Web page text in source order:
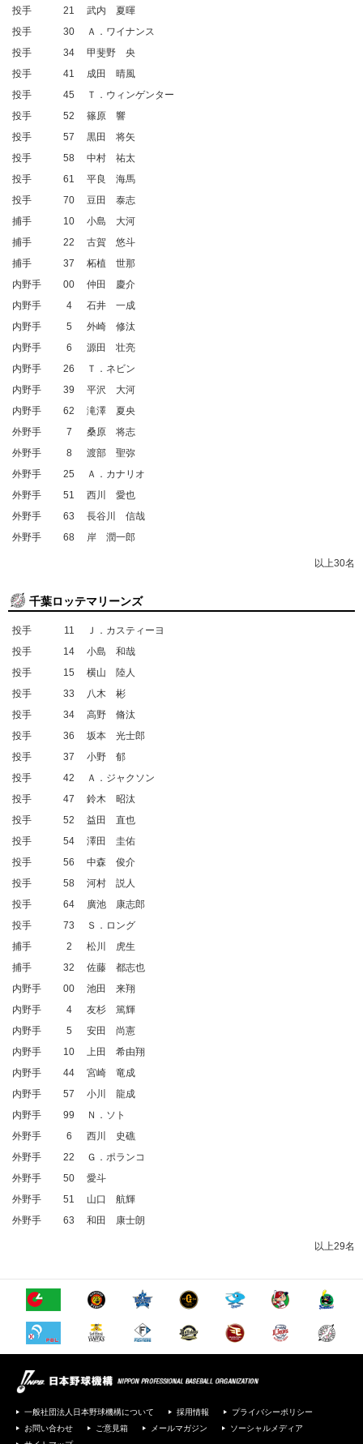
投手
21
武内 夏暉
投手
30
Ａ．ワイナンス
投手
34
甲斐野 央
投手
41
成田 晴風
投手
45
Ｔ．ウィンゲンター
投手
52
篠原 響
投手
57
黒田 将矢
投手
58
中村 祐太
投手
61
平良 海馬
投手
70
豆田 泰志
捕手
10
小島 大河
捕手
22
古賀 悠斗
捕手
37
柘植 世那
内野手
00
仲田 慶介
内野手
4
石井 一成
内野手
5
外崎 修汰
内野手
6
源田 壮亮
内野手
26
Ｔ．ネビン
内野手
39
平沢 大河
内野手
62
滝澤 夏央
外野手
7
桑原 将志
外野手
8
渡部 聖弥
外野手
25
Ａ．カナリオ
外野手
51
西川 愛也
外野手
63
長谷川 信哉
外野手
68 岸 潤一郎
以上30名
千葉ロッテマリーンズ
投手 11
Ｊ．カスティーヨ
投手
14
小島 和哉
投手
15
横山 陸人
投手
33
八木 彬
投手
34
高野 脩汰
投手
36
坂本 光士郎
投手
37
小野 郁
投手
42
Ａ．ジャクソン
投手
47
鈴木 昭汰
投手
52
益田 直也
投手
54
澤田 圭佑
投手
56
中森 俊介
投手
58
河村 説人
投手
64
廣池 康志郎
投手
73
Ｓ．ロング
捕手
2
松川 虎生
捕手
32
佐藤 都志也
内野手
00
池田 来翔
内野手
4
友杉 篤輝
内野手
5
安田 尚憲
内野手
10
上田 希由翔
内野手
44
宮崎 竜成
内野手
57
小川 龍成
内野手
99
Ｎ．ソト
外野手
6
西川 史礁
外野手
22
Ｇ．ポランコ
外野手
50
愛斗
外野手
51
山口 航輝
外野手
63 和田 康士朗
以上29名
一般社団法人日本野球機構について 採用情報
プライバシーポリシー
お問い合わせ
ご意見箱 メールマガジン
ソーシャルメディア